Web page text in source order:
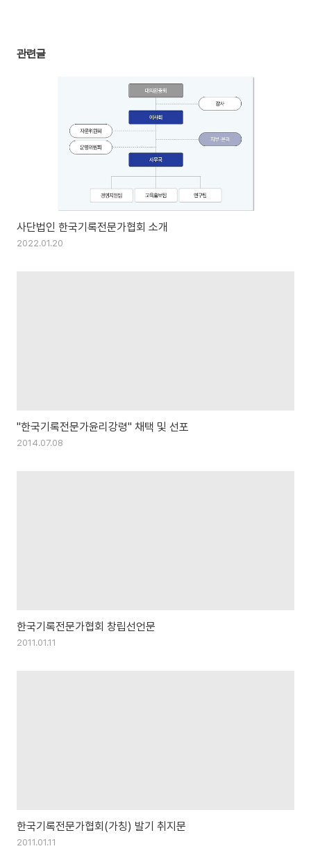
관련글
사단법인 한국기록전문가협회 소개
2022.01.20
"한국기록전문가윤리강령" 채택 및 선포
2014.07.08
한국기록전문가협회 창립선언문
2011.01.11
한국기록전문가협회(가칭) 발기 취지문
2011.01.11